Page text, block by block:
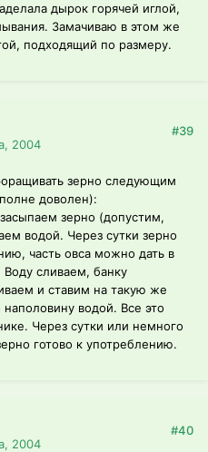
дырок горячей иглой,
Замачиваю в этом же
подходящий по размеру.
2004
#39
зерно следующим
доволен):
зерно (допустим,
водой. Через сутки зерно
часть овса можно дать в
Воду сливаем, банку
и ставим на такую же
водой. Все это
Через сутки или немного
готово к употреблению.
2004
#40